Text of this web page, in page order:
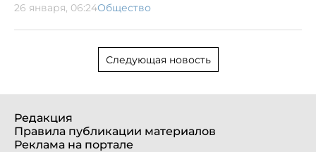
26 января, 06:24Общество
Следующая новость
Редакция
Правила публикации материалов
Реклама на портале